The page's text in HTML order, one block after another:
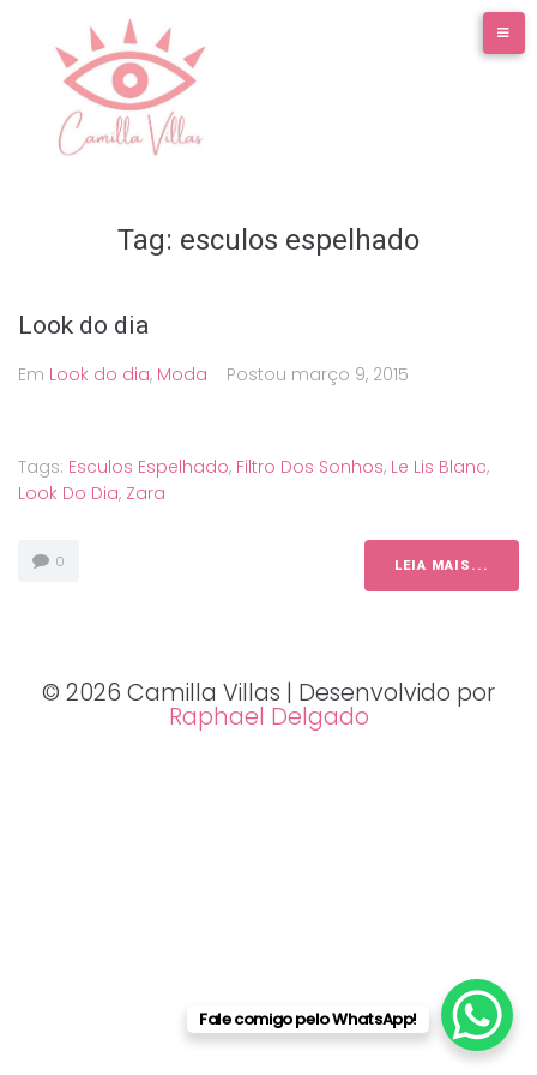
conteúdo
Tag: esculos espelhado
Look do dia
Em Look do dia, Moda Postou março 9, 2015
Tags: Esculos Espelhado, Filtro Dos Sonhos, Le Lis Blanc,
Look Do Dia, Zara
0 LEIA MAIS...
© 2026 Camilla Villas | Desenvolvido por
Raphael Delgado
Fale comigo pelo WhatsApp!